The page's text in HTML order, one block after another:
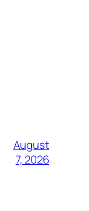
August
7, 2026